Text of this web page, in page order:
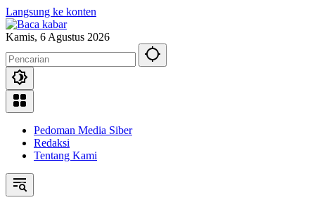
Langsung ke konten
Kamis, 6 Agustus 2026
Pedoman Media Siber
Redaksi
Tentang Kami